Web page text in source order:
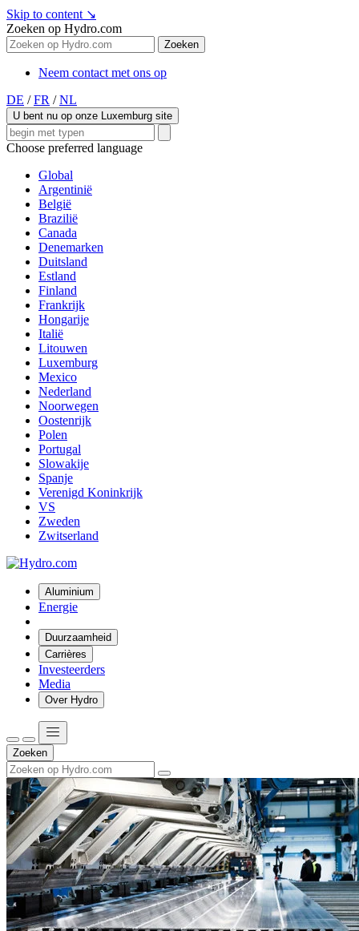
Skip to content ↘
Zoeken op Hydro.com
Zoeken
Neem contact met ons op
DE / FR / NL
U bent nu op onze Luxemburg site
Choose preferred language
Global
Argentinië
België
Brazilië
Canada
Denemarken
Duitsland
Estland
Finland
Frankrijk
Hongarije
Italië
Litouwen
Luxemburg
Mexico
Nederland
Noorwegen
Oostenrijk
Polen
Portugal
Slowakije
Spanje
Verenigd Koninkrijk
VS
Zweden
Zwitserland
Aluminium
Energie
Duurzaamheid
Carrières
Investeerders
Media
Over Hydro
Zoeken